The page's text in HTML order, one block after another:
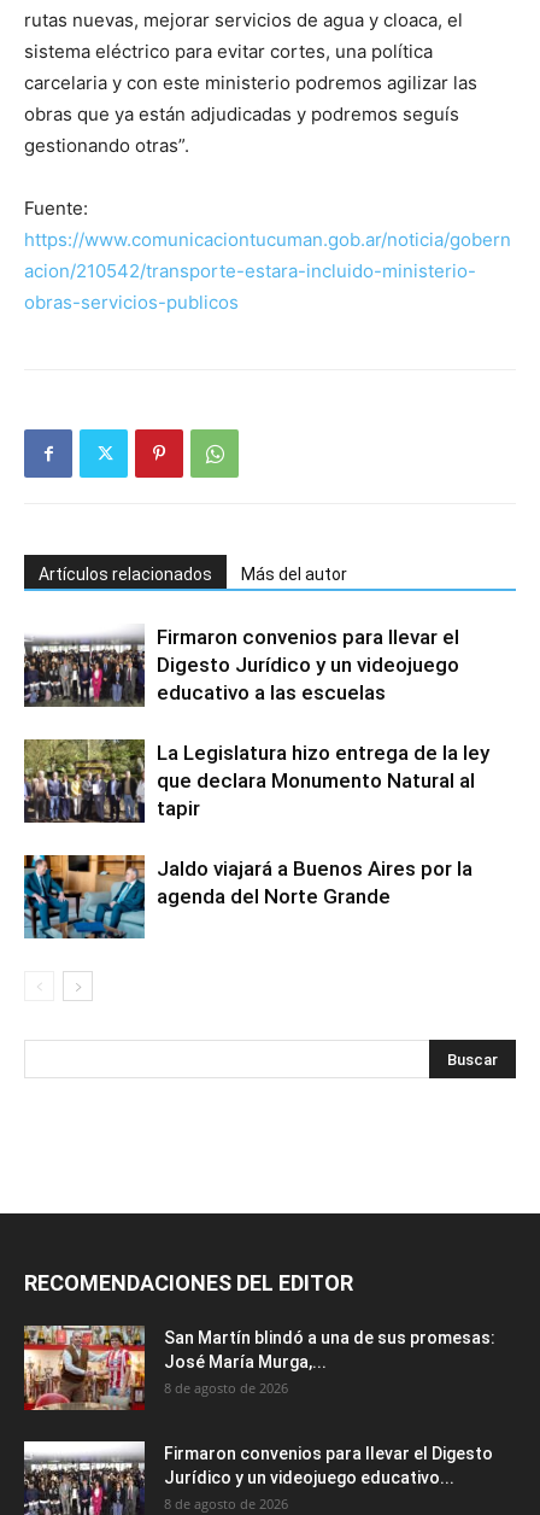
rutas nuevas, mejorar servicios de agua y cloaca, el
sistema eléctrico para evitar cortes, una política
carcelaria y con este ministerio podremos agilizar las
obras que ya están adjudicadas y podremos seguís
gestionando otras”.
Fuente:
https://www.comunicaciontucuman.gob.ar/noticia/gobern
acion/210542/transporte-estara-incluido-ministerio-
obras-servicios-publicos
Artículos relacionados Más del autor
Firmaron convenios para llevar el
Digesto Jurídico y un videojuego
educativo a las escuelas
La Legislatura hizo entrega de la ley
que declara Monumento Natural al
tapir
Jaldo viajará a Buenos Aires por la
agenda del Norte Grande
RECOMENDACIONES DEL EDITOR
San Martín blindó a una de sus promesas:
José María Murga,...
8 de agosto de 2026
Firmaron convenios para llevar el Digesto
Jurídico y un videojuego educativo...
8 de agosto de 2026